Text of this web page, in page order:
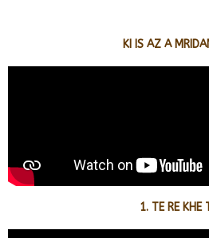
KI IS AZ A
1. TE RE KHE